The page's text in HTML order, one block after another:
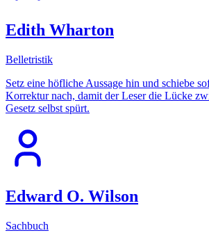
Edith Wharton
Belletristik
Setz eine höfliche Aussage hin und schiebe
Korrektur nach, damit der Leser die Lücke
Gesetz selbst spürt.
Edward O. Wilson
Sachbuch